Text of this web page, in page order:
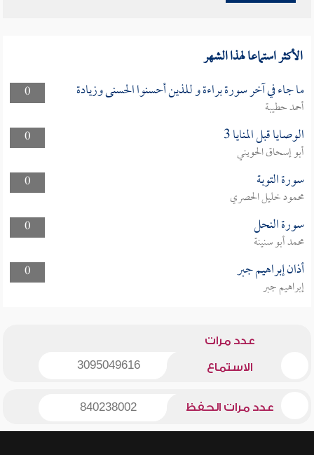
الأكثر استماعا لهذا الشهر
0 ما جاء في آخر سورة براءة و للذين أحسنوا الحسنى وزيادة
أحمد حطيبة
0
الوصايا قبل المنايا 3
أبو إسحاق الحويني
0
سورة التوبة
محمود خليل الحصري
0
سورة النحل
محمد أبو سنينة
0
أذان إبراهيم جبر
إبراهيم جبر
عدد مرات
الاستماع 3095049616
عدد مرات الحفظ 840238002